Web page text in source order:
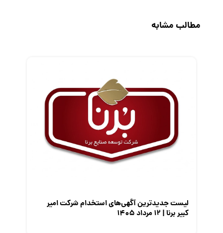
رزومه
کارفرمایان
گزارش‌های آماری
معرفی متخصصان منابع انسانی
مطالب مشابه
لیست جدیدترین آگهی‌های استخدام شرکت امیر
کبیر برنا | ۱۲ مرداد ۱۴۰۵